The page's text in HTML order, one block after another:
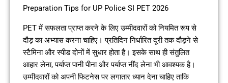
Preparation Tips for UP Police SI PET 2026
PET में सफलता प्राप्त करने के लिए उम्मीदवारों को नियमित रूप से
दौड़ का अभ्यास करना चाहिए। प्रतिदिन निर्धारित दूरी तक दौड़ने से
स्टैमिना और स्पीड दोनों में सुधार होता है। इसके साथ ही संतुलित
आहार लेना, पर्याप्त पानी पीना और पर्याप्त नींद लेना भी आवश्यक है।
उम्मीदवारों को अपनी फिटनेस पर लगातार ध्यान देना चाहिए ताकि